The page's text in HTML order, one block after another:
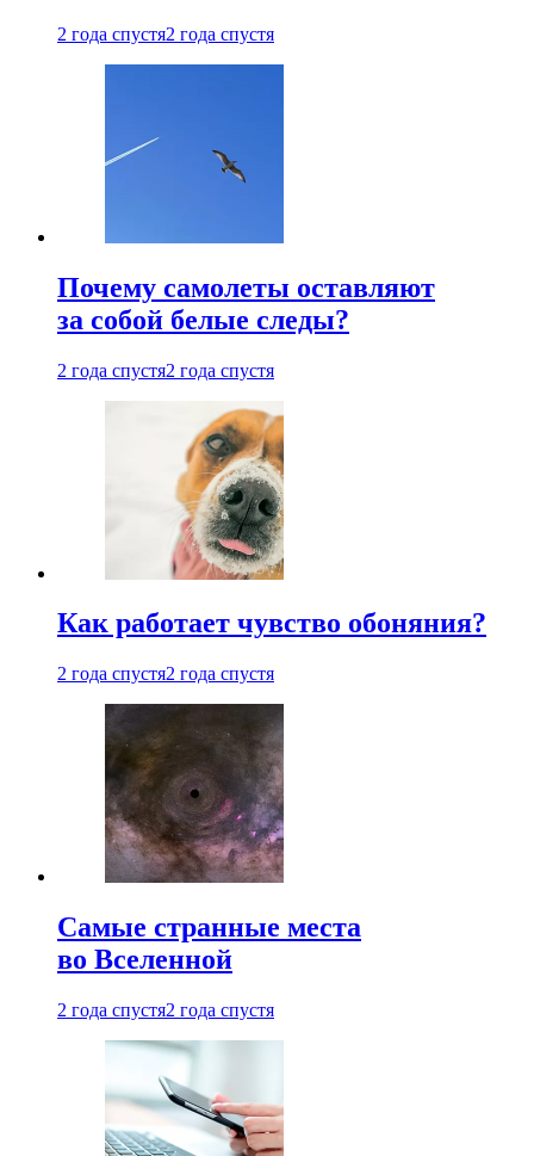
2 года спустя2 года спустя
Почему самолеты оставляют
за собой белые следы?
2 года спустя2 года спустя
Как работает чувство обоняния?
2 года спустя2 года спустя
Самые странные места
во Вселенной
2 года спустя2 года спустя